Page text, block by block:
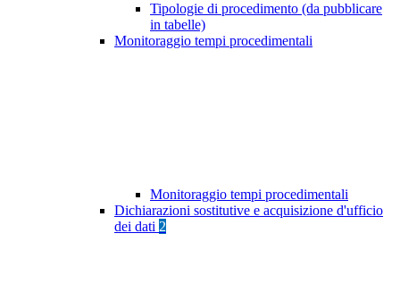
Tipologie di procedimento (da pubblicare
in tabelle)
Monitoraggio tempi procedimentali
Monitoraggio tempi procedimentali
Dichiarazioni sostitutive e acquisizione d'ufficio
dei dati 2